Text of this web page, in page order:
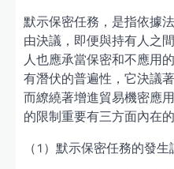
默示保密任務，是指依據
由決議，即便與持有人之
人也應承當保密和不應用
有潛伏的普遍性，它決議
而繚繞著增進貿易機密應
的限制重要有三方面內在
（1）默示保密任務的發生